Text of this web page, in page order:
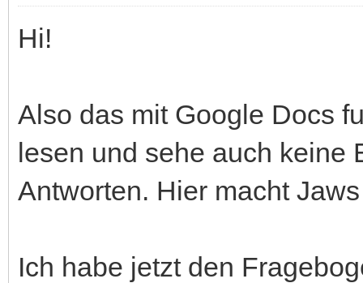
Hi!
Also das mit Google Docs
lesen und sehe auch keine
Antworten. Hier macht
Ich habe jetzt den